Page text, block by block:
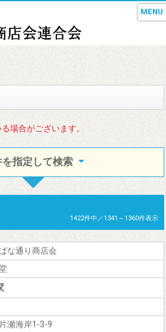
MENU
場合がございます。
指定して検索
1422件中／1341～1360件表示
な通り商店会
瀬海岸1-3-9